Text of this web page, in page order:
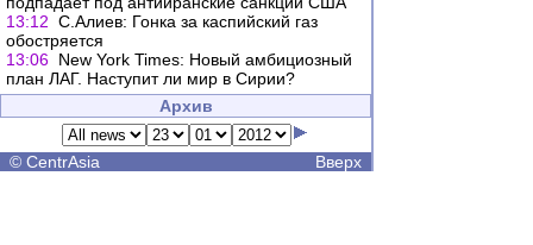
13:12 С.Алиев: Гонка за каспийский газ
обостряется
13:06 New York Times: Новый амбициозный
план ЛАГ. Наступит ли мир в Сирии?
Архив
© CentrAsia Вверх